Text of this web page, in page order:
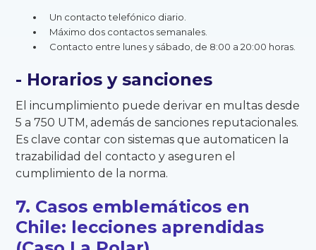
Un contacto telefónico diario.
Máximo dos contactos semanales.
Contacto entre lunes y sábado, de 8:00 a 20:00 horas.
- Horarios y sanciones
El incumplimiento puede derivar en multas desde
5 a 750 UTM, además de sanciones reputacionales.
Es clave contar con sistemas que automaticen la
trazabilidad del contacto y aseguren el
cumplimiento de la norma.
7. Casos emblemáticos en
Chile: lecciones aprendidas